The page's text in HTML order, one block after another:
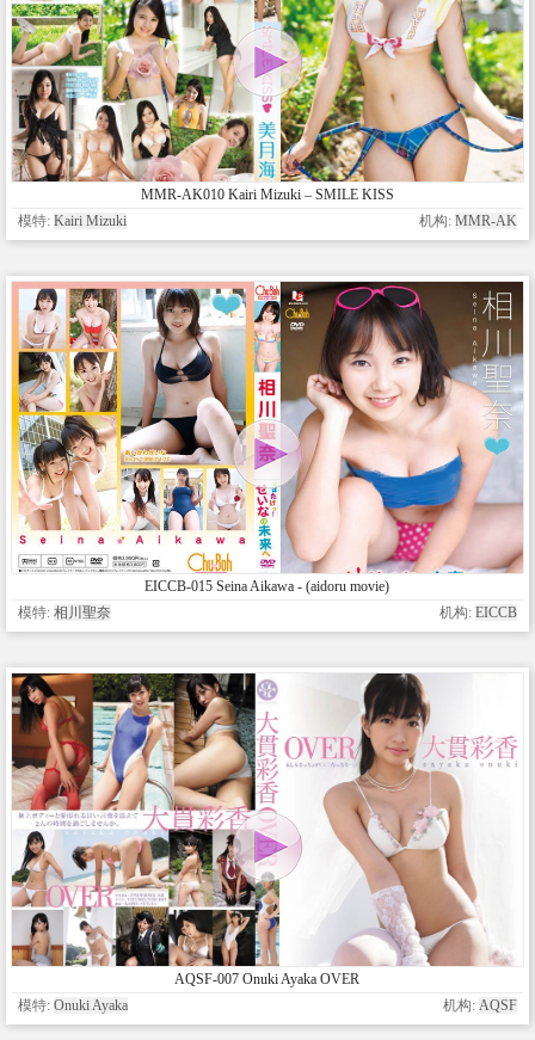
MMR-AK010 Kairi Mizuki – SMILE KISS
模特: Kairi Mizuki 机构: MMR-AK
EICCB-015 Seina Aikawa - (aidoru movie)
模特: 相川聖奈 机构: EICCB
AQSF-007 Onuki Ayaka OVER
模特: Onuki Ayaka 机构: AQSF